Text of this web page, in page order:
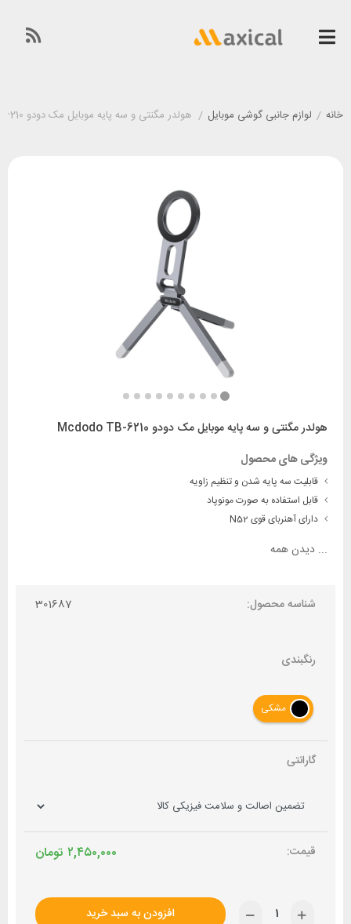
خانه / لوازم جانبی گوشی موبایل / هولدر مگنتی و سه پایه موبایل مک دودو Mcdodo TB-6210
هولدر مگنتی و سه پایه موبایل مک دودو Mcdodo TB-6210
ویژگی های محصول
قابلیت سه‌ پایه شدن و تنظیم زاویه
قابل استفاده به صورت مونوپاد
دارای آهنربای قوی N52
... دیدن همه
شناسه محصول: 301687
رنگبندی
مشکی
گارانتی
تومان ۲,۴۵۰,۰۰۰
افزودن به سبد خرید